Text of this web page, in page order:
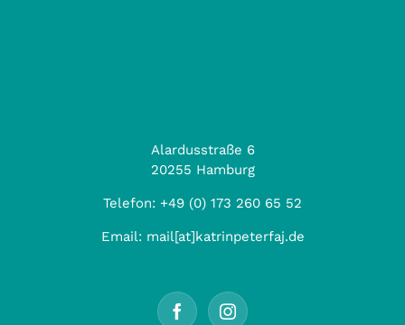
Alardusstraße 6
20255 Hamburg
Telefon: +49 (0) 173 260 65 52
Email: mail[at]katrinpeterfaj.de